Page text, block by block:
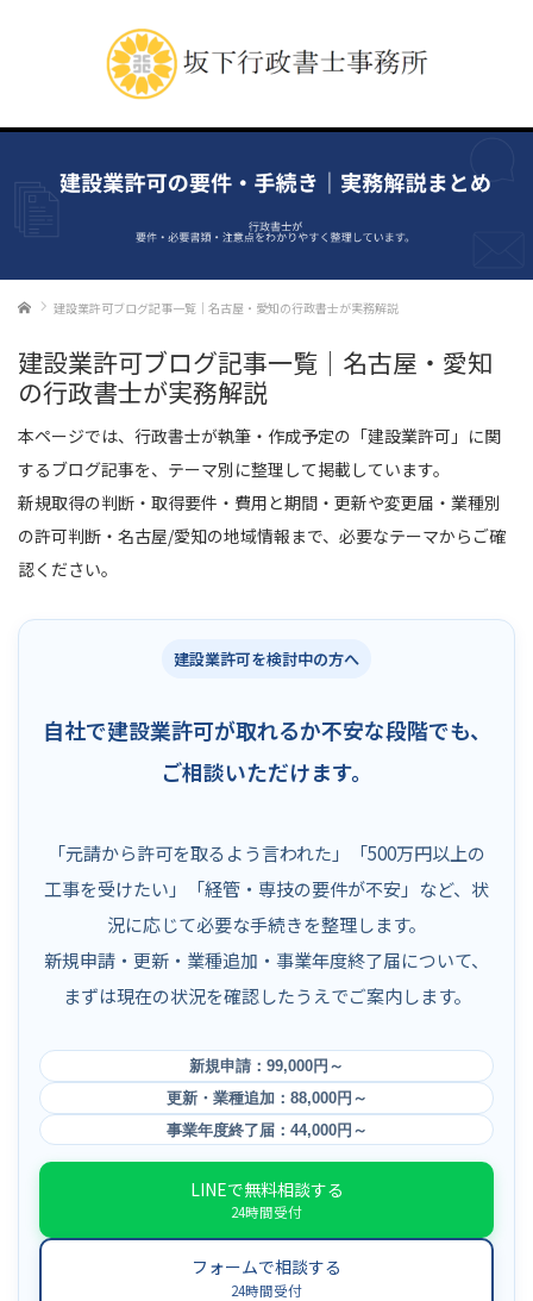
ホーム 建設業許可ブログ記事一覧｜名古屋・愛知の行政書士が実務解説
建設業許可ブログ記事一覧｜名古屋・愛知
の行政書士が実務解説
本ページでは、行政書士が執筆・作成予定の「建設業許可」に関
するブログ記事を、テーマ別に整理して掲載しています。
新規取得の判断・取得要件・費用と期間・更新や変更届・業種別
の許可判断・名古屋/愛知の地域情報まで、必要なテーマからご確
認ください。
建設業許可を検討中の方へ
自社で建設業許可が取れるか不安な段階でも、
ご相談いただけます。
「元請から許可を取るよう言われた」「500万円以上の
工事を受けたい」「経管・専技の要件が不安」など、状
況に応じて必要な手続きを整理します。
新規申請・更新・業種追加・事業年度終了届について、
まずは現在の状況を確認したうえでご案内します。
新規申請：99,000円～
更新・業種追加：88,000円～
事業年度終了届：44,000円～
LINEで無料相談する
24時間受付
フォームで相談する
24時間受付